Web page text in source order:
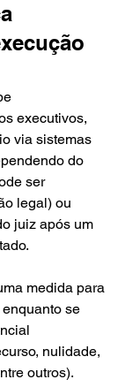
executivos,
via sistemas
do
ser
legal) ou
juiz após um
medida para
se
nulidade,
outros).